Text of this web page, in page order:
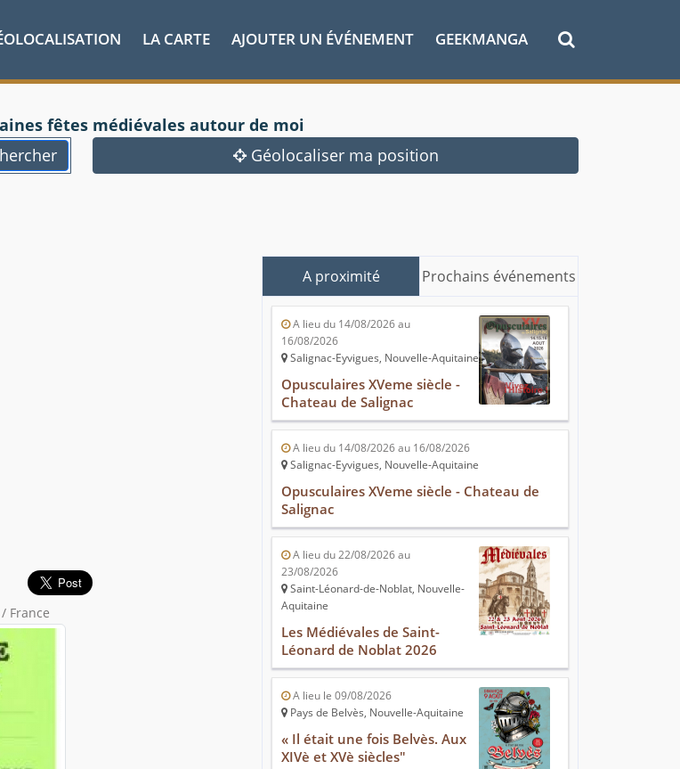
LA CARTE AJOUTER UN ÉVÉNEMENT GEEKMANGA
fêtes médiévales autour de moi
Géolocaliser ma position
France
A proximité Prochains événements
A lieu du 14/08/2026 au
16/08/2026
Salignac-Eyvigues, Nouvelle-Aquitaine
Opusculaires XVeme siècle -
Chateau de Salignac
A lieu du 14/08/2026 au 16/08/2026
Salignac-Eyvigues, Nouvelle-Aquitaine
Opusculaires XVeme siècle - Chateau de
Salignac
A lieu du 22/08/2026 au
23/08/2026
Saint-Léonard-de-Noblat, Nouvelle-
Aquitaine
Les Médiévales de Saint-
Léonard de Noblat 2026
A lieu le 09/08/2026
Pays de Belvès, Nouvelle-Aquitaine
« Il était une fois Belvès. Aux
XIVè et XVè siècles"